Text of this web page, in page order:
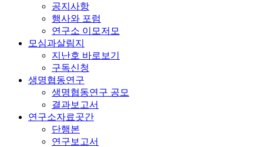
공지사항
행사와 포럼
연구소 이모저모
모심과살림지
지난호 바로보기
구독신청
생명협동연구
생명협동연구 공모
결과보고서
연구소자료곳간
단행본
연구보고서